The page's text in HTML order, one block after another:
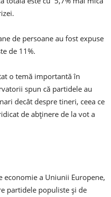
de persoane au fost expuse
de 11%.
o temă importantă în
spun că partidele au
decât despre tineri, ceea ce
de abținere de la vot a
economie a Uniunii Europene,
partidele populiste și de